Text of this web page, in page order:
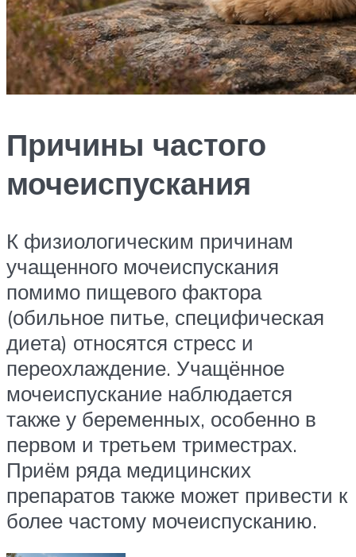
Причины частого
мочеиспускания
К физиологическим причинам
учащенного мочеиспускания
помимо пищевого фактора
(обильное питье, специфическая
диета) относятся стресс и
переохлаждение. Учащённое
мочеиспускание наблюдается
также у беременных, особенно в
первом и третьем триместрах.
Приём ряда медицинских
препаратов также может привести к
более частому мочеиспусканию.